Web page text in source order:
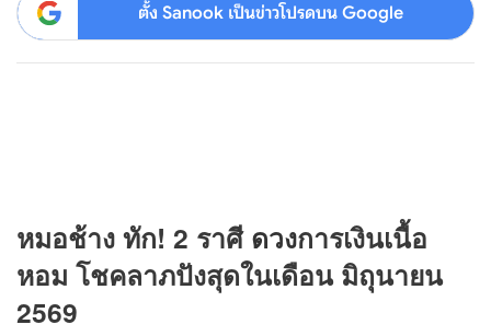
ตั้ง Sanook เป็นข่าวโปรดบน Google
หมอช้าง ทัก! 2 ราศีดวงการเงินเนื้อ
หอม โชคลาภปังสุดในเดือน มิถุนายน
2569